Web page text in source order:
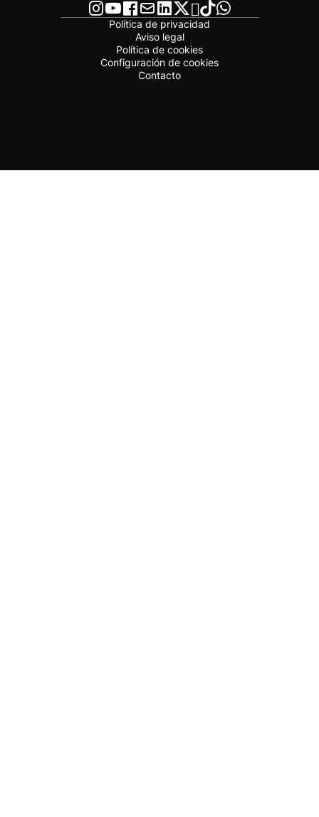
Política de privacidad
Aviso legal
Política de cookies
Configuración de cookies
Contacto